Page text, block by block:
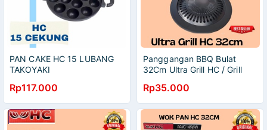
PAN CAKE HC 15 LUBANG
TAKOYAKI
Rp117.000
Panggangan BBQ Bulat
32Cm Ultra Grill HC / Grill
Rp35.000